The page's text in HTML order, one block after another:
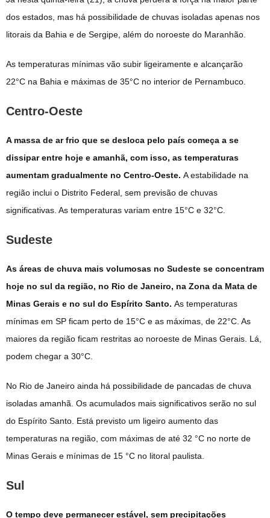
dos estados, mas há possibilidade de chuvas isoladas apenas nos
litorais da Bahia e de Sergipe, além do noroeste do Maranhão.
As temperaturas mínimas vão subir ligeiramente e alcançarão
22°C na Bahia e máximas de 35°C no interior de Pernambuco.
Centro-Oeste
A massa de ar frio que se desloca pelo país começa a se
dissipar entre hoje e amanhã, com isso, as temperaturas
aumentam gradualmente no Centro-Oeste. A estabilidade na
região inclui o Distrito Federal, sem previsão de chuvas
significativas. As temperaturas variam entre 15°C e 32°C.
Sudeste
As áreas de chuva mais volumosas no Sudeste se concentram
hoje no sul da região, no Rio de Janeiro, na Zona da Mata de
Minas Gerais e no sul do Espírito Santo. As temperaturas
mínimas em SP ficam perto de 15°C e as máximas, de 22°C. As
maiores da região ficam restritas ao noroeste de Minas Gerais. Lá,
podem chegar a 30°C.
No Rio de Janeiro ainda há possibilidade de pancadas de chuva
isoladas amanhã. Os acumulados mais significativos serão no sul
do Espírito Santo. Está previsto um ligeiro aumento das
temperaturas na região, com máximas de até 32 °C no norte de
Minas Gerais e mínimas de 15 °C no litoral paulista.
Sul
O tempo deve permanecer estável, sem precipitações